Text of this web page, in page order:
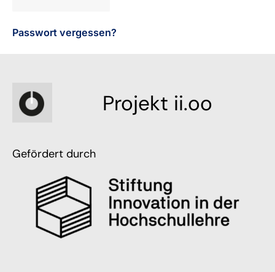
Passwort vergessen?
Projekt ii.oo
Gefördert durch